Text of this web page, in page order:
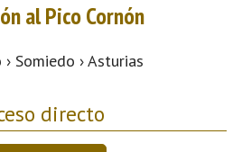
al Pico Cornón
Somiedo › Asturias
directo